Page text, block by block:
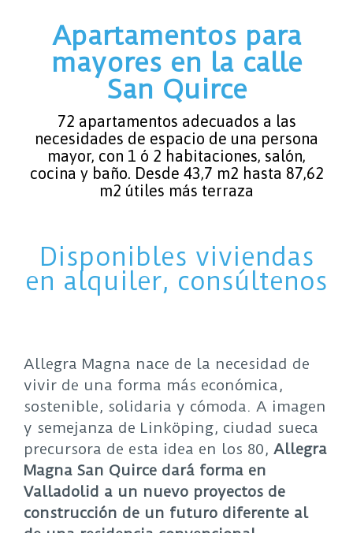
Apartamentos para
mayores en la calle
San Quirce
72 apartamentos adecuados a las
necesidades de espacio de una persona
mayor, con 1 ó 2 habitaciones, salón,
cocina y baño. Desde 43,7 m2 hasta 87,62
m2 útiles más terraza
Disponibles viviendas
en alquiler, consúltenos
Allegra Magna nace de la necesidad de
vivir de una forma más económica,
sostenible, solidaria y cómoda. A imagen
y semejanza de Linköping, ciudad sueca
precursora de esta idea en los 80, Allegra
Magna San Quirce dará forma en
Valladolid a un nuevo proyectos de
construcción de un futuro diferente al